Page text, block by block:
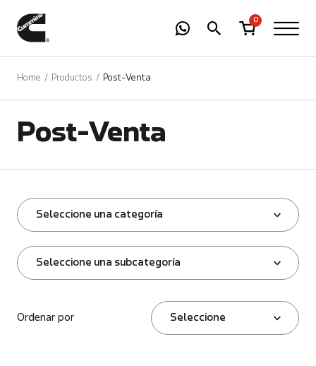
0
Home Productos Post-Venta
Post-Venta
Seleccione una categoría
Seleccione una subcategoría
Ordenar por Seleccione